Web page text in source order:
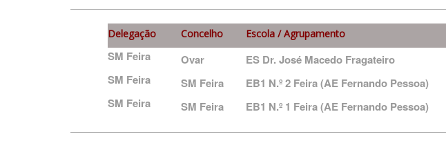
Delegação Concelho Escola / Agrupamento
SM Feira Ovar ES Dr. José Macedo Fragateiro
SM Feira
SM Feira EB1 N.º 2 Feira (AE Fernando Pessoa)
SM Feira
SM Feira EB1 N.º 1 Feira (AE Fernando Pessoa)